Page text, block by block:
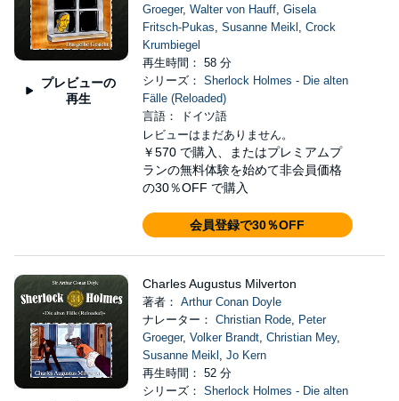
プレビューの
再生
Groeger, Walter von Hauff, Gisela
Fritsch-Pukas, Susanne Meikl , Crock
Krumbiegel
再生時間： 58 分
シリーズ： Sherlock Holmes - Die alten
Fälle (Reloaded)
言語： ドイツ語
レビューはまだありません。
￥570 で購入、またはプレミアムプ
ランの無料体験を始めて非会員価格
の30％OFF で購入
会員登録で30％OFF
Charles Augustus Milverton
著者： Arthur Conan Doyle
ナレーター： Christian Rode, Peter
Groeger, Volker Brandt, Christian Mey,
Susanne Meikl , Jo Kern
再生時間： 52 分
シリーズ： Sherlock Holmes - Die alten